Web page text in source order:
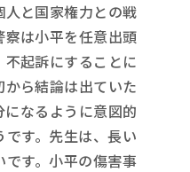
と国家権力との戦
は小平を任意出頭
起訴にすることに
から結論は出ていた
なるように意図的
す。先生は、長い
す。小平の傷害事